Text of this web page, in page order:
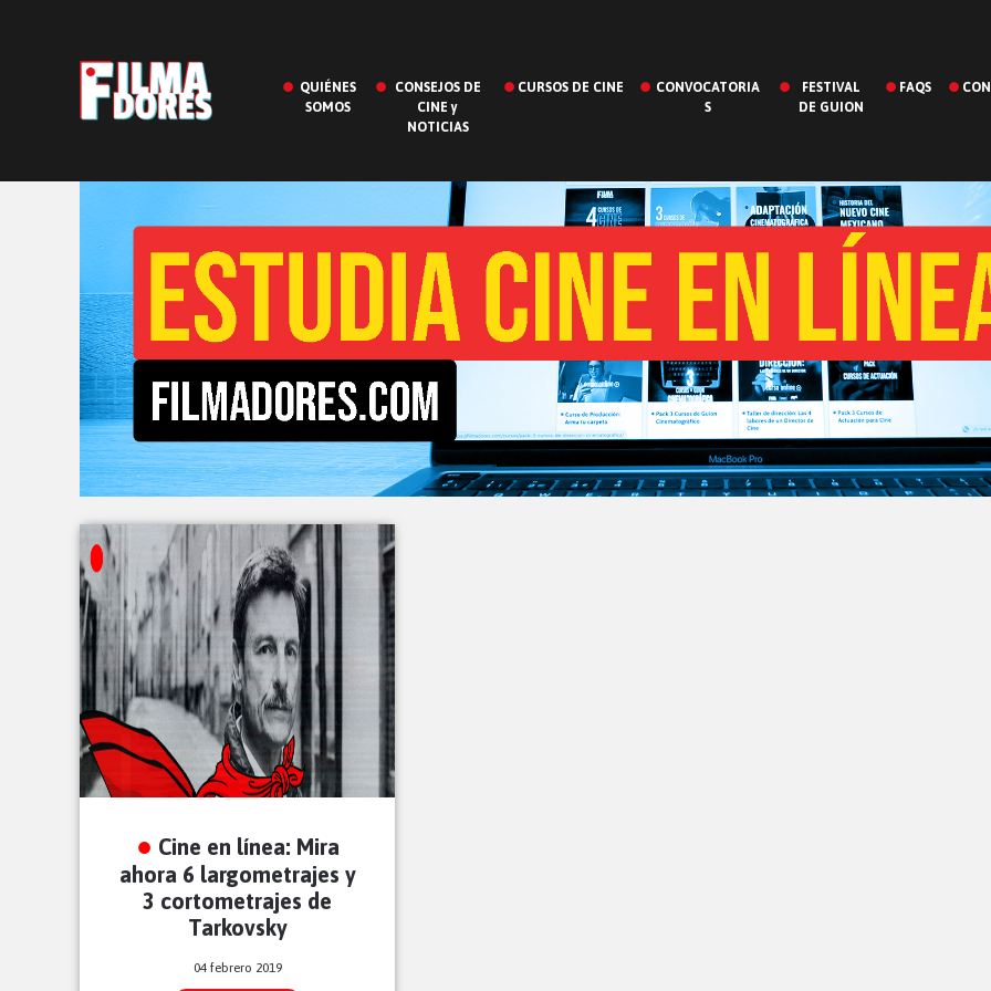
QUIÉNES
SOMOS
CONSEJOS DE
CINE y
NOTICIAS
CURSOS DE CINE
CONVOCATORIA
S
FESTIVAL
DE GUION
FAQS
Cine en línea: Mira
ahora 6 largometrajes y
3 cortometrajes de
Tarkovsky
04 febrero 2019